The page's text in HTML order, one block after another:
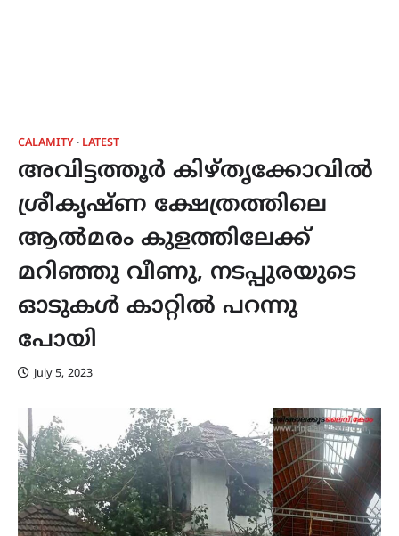
CALAMITY LATEST
അവിട്ടത്തൂർ കിഴ്തൃക്കോവിൽ
ശ്രീകൃഷ്ണ ക്ഷേത്രത്തിലെ
ആൽമരം കുളത്തിലേക്ക്
മറിഞ്ഞു വീണു, നടപ്പുരയുടെ
ഓടുകൾ കാറ്റിൽ പറന്നു
പോയി
July 5, 2023